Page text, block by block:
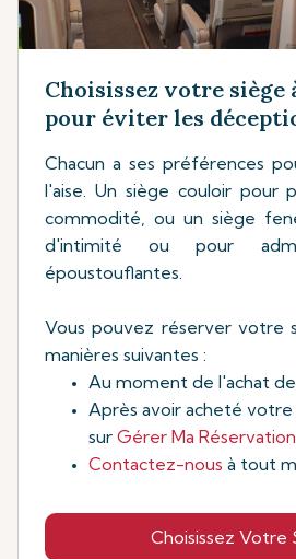
Choisissez votre siège
pour éviter les
Chacun a ses préférences
l'aise. Un siège couloir pour
commodité, ou un siège
d'intimité ou pour
époustouflantes.
Vous pouvez réserver votre
manières suivantes :
Au moment de l'achat
Après avoir acheté votre
sur Gérer Ma Réservation
Contactez-nous à tout
Choisissez Votre